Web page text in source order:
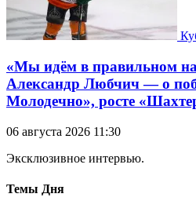
«Мы идём в правильном
Александр Любчич — о
Молодечно», росте
06 августа 2026 11:30
Эксклюзивное интервью.
Темы Дня